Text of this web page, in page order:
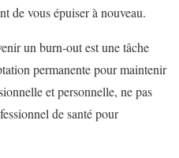
de vous épuiser à nouveau.
un burn-out est une tâche
permanente pour maintenir
et personnelle, ne pas
de santé pour